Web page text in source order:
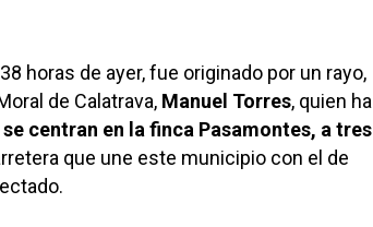
horas de ayer, fue originado por un rayo,
de Calatrava, Manuel Torres, quien ha
centran en la finca Pasamontes, a tres
que une este municipio con el de